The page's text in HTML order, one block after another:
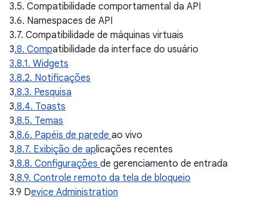
3.5. Compatibilidade comportamental da API
3.6. Namespaces de API
3.7. Compatibilidade de máquinas virtuais
3.8. Compatibilidade da interface do usuário
3.8.1. Widgets
3.8.2. Notificações
3.8.3. Pesquisa
3.8.4. Toasts
3.8.5. Temas
3.8.6. Papéis de parede ao vivo
3.8.7. Exibição de aplicações recentes
3.8.8. Configurações de gerenciamento de entrada
3.8.9. Controle remoto da tela de bloqueio
3.9 Device Administration